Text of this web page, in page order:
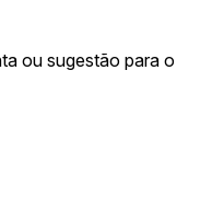
ou sugestão para o